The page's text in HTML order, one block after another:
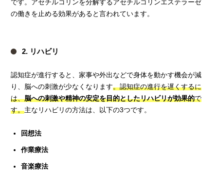
です。アセチルコリンを分解するアセチルコリンエステラーゼ
の働きを止める効果があると言われています。
2. リハビリ
認知症が進行すると、家事や外出などで身体を動かす機会が減
り、脳への刺激が少なくなります。認知症の進行を遅くするに
は、脳への刺激や精神の安定を目的としたリハビリが効果的で
す。主なリハビリの方法は、以下の3つです。
回想法
作業療法
音楽療法